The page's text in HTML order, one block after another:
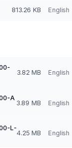
813.26 KB English
3.82 MB English
A
3.89 MB English
L-
4.25 MB English